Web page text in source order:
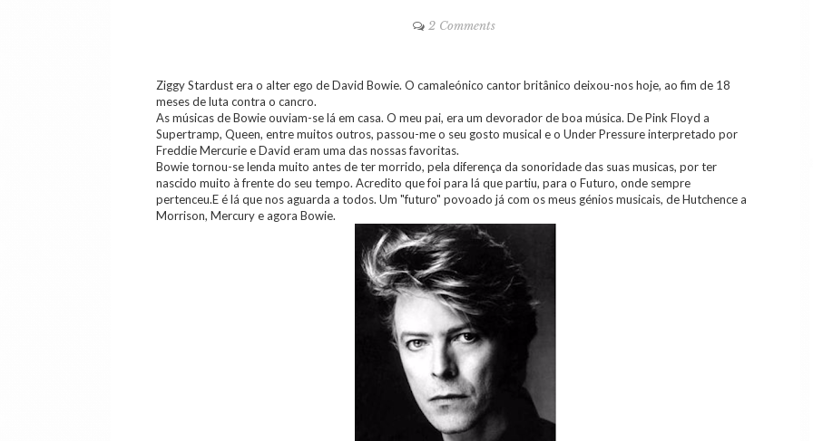
2 Comments
Ziggy Stardust era o alter ego de David Bowie. O camaleónico cantor britânico deixou-nos hoje, ao fim de 18
meses de luta contra o cancro.
As músicas de Bowie ouviam-se lá em casa. O meu pai, era um devorador de boa música. De Pink Floyd a
Supertramp, Queen, entre muitos outros, passou-me o seu gosto musical e o Under Pressure interpretado por
Freddie Mercurie e David eram uma das nossas favoritas.
Bowie tornou-se lenda muito antes de ter morrido, pela diferença da sonoridade das suas musicas, por ter
nascido muito à frente do seu tempo. Acredito que foi para lá que partiu, para o Futuro, onde sempre
pertenceu.E é lá que nos aguarda a todos. Um "futuro" povoado já com os meus génios musicais, de Hutchence a
Morrison, Mercury e agora Bowie.